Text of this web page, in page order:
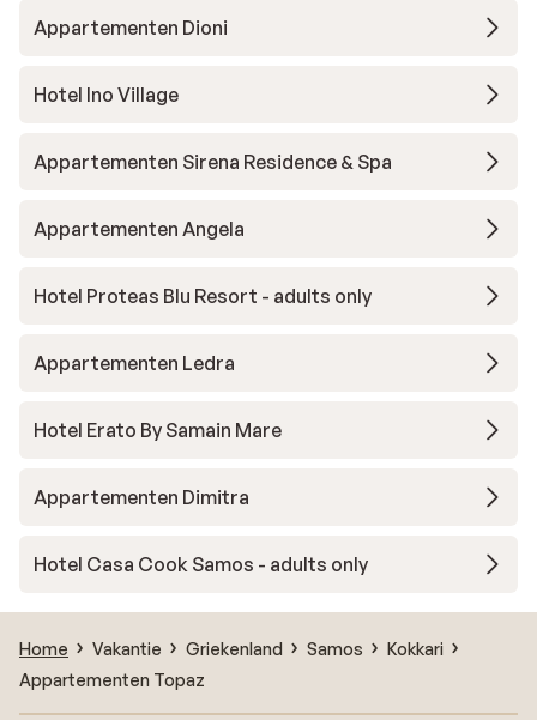
Appartementen Dioni
Hotel Ino Village
Appartementen Sirena Residence & Spa
Appartementen Angela
Hotel Proteas Blu Resort - adults only
Appartementen Ledra
Hotel Erato By Samain Mare
Appartementen Dimitra
Hotel Casa Cook Samos - adults only
Home Vakantie Griekenland Samos
Kokkari
Appartementen Topaz